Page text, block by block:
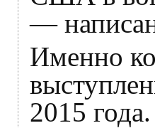
—
Именно
2015 года.